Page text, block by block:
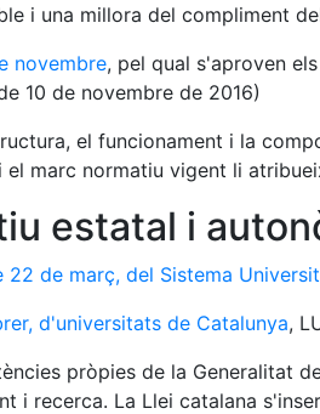
i una millora del compliment
novembre, pel qual s'aproven
10 de novembre de 2016)
el funcionament i la
el marc normatiu vigent li
estatal i
de març, del Sistema
d'universitats de Catalunya,
pròpies de la Generalitat
i recerca. La Llei catalana